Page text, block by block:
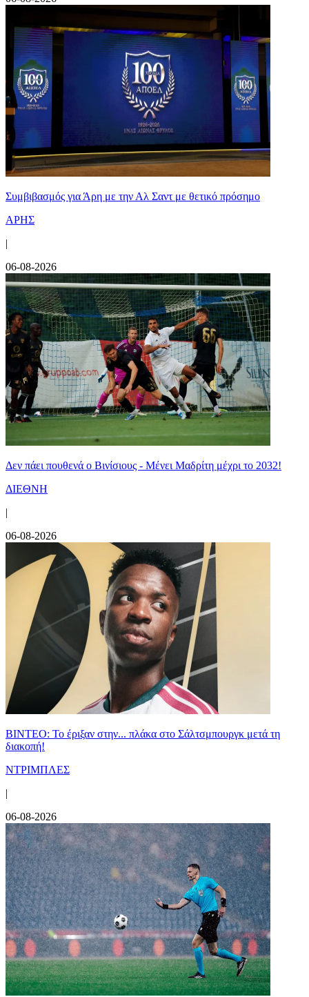
Συμβιβασμός για Άρη με την Αλ Σαντ με θετικό πρόσημο
ΑΡΗΣ
|
06-08-2026
Δεν πάει πουθενά ο Βινίσιους - Μένει Μαδρίτη μέχρι το 2032!
ΔΙΕΘΝΗ
|
06-08-2026
ΒΙΝΤΕΟ: Το έριξαν στην... πλάκα στο Σάλτσμπουργκ μετά τη
διακοπή!
ΝΤΡΙΜΠΛΕΣ
|
06-08-2026